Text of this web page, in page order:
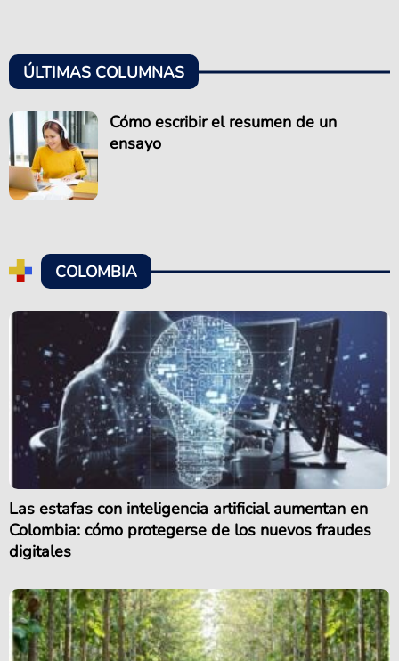
ÚLTIMAS COLUMNAS
Cómo escribir el resumen de un
ensayo
COLOMBIA
Las estafas con inteligencia artificial aumentan en
Colombia: cómo protegerse de los nuevos fraudes
digitales